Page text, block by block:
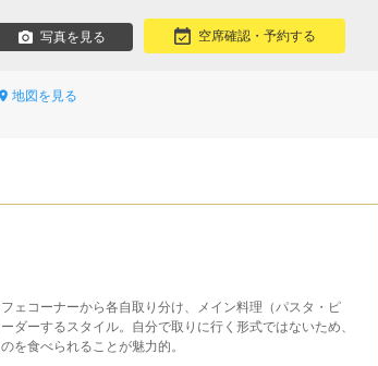
写真を見る 空席確認・予約する
地図を見る
ェコーナーから各自取り分け、メイン料理（パスタ・ピ
ダーするスタイル。自分で取りに行く形式ではないため、
を食べられることが魅力的。